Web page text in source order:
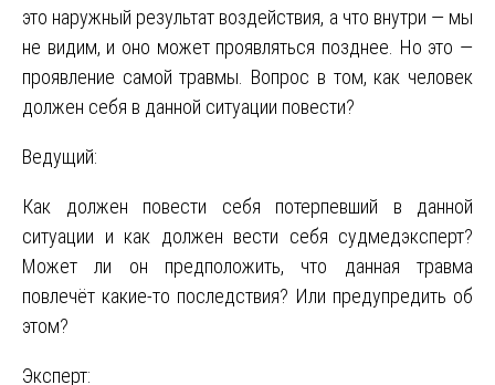
это наружный результат воздействия, а что внутри — мы
не видим, и оно может проявляться позднее. Но это —
проявление самой травмы. Вопрос в том, как человек
должен себя в данной ситуации повести?
Ведущий:
Как должен повести себя потерпевший в данной
ситуации и как должен вести себя судмедэксперт?
Может ли он предположить, что данная травма
повлечёт какие-то последствия? Или предупредить об
этом?
Эксперт: